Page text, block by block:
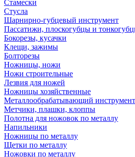
Стамески
Стусла
Шарнирно-губцевый инструмент
Пассатижи, плоскогубцы и
Бокорезы, кусачки
Клещи, зажимы
Болторезы
Ножницы, ножи
Ножи строительные
Лезвия для ножей
Ножницы хозяйственные
Металлообрабатывающий инструмент
Метчики, плашки, клоппы
Полотна для ножовок по металлу
Напильники
Ножницы по металлу
Щетки по металлу
Ножовки по металлу